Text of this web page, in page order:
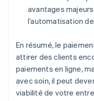
avantages
l’automatisation
En résumé, le
attirer des clients
paiements en ligne,
avec soin, il peut
viabilité de votre